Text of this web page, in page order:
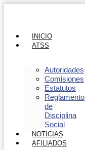
INICIO
ATSS
Autoridades
Comisiones
Estatutos
Reglamento
de
Disciplina
Social
NOTICIAS
AFILIADOS